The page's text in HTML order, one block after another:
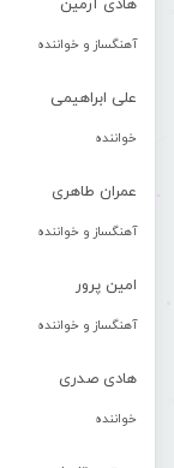
هادی آرمین
آهنگساز و خواننده
علی ابراهیمی
خواننده
عمران طاهری
آهنگساز و خواننده
امین پرور
آهنگساز و خواننده
هادی صدری
خواننده